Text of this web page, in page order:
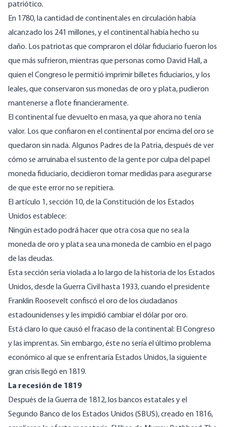
patriótico.
En 1780, la cantidad de continentales en circulación había
alcanzado los 241 millones, y el continental había hecho su
daño. Los patriotas que compraron el dólar fiduciario fueron los
que más sufrieron, mientras que personas como David Hall, a
quien el Congreso le permitió imprimir billetes fiduciarios, y los
leales, que conservaron sus monedas de oro y plata, pudieron
mantenerse a flote financieramente.
El continental fue devuelto en masa, ya que ahora no tenía
valor. Los que confiaron en el continental por encima del oro se
quedaron sin nada. Algunos Padres de la Patria, después de ver
cómo se arruinaba el sustento de la gente por culpa del papel
moneda fiduciario, decidieron tomar medidas para asegurarse
de que este error no se repitiera.
El artículo 1, sección 10, de la Constitución de los Estados
Unidos establece:
Ningún estado podrá hacer que otra cosa que no sea la
moneda de oro y plata sea una moneda de cambio en el pago
de las deudas.
Esta sección sería violada a lo largo de la historia de los Estados
Unidos, desde la Guerra Civil hasta 1933, cuando el presidente
Franklin Roosevelt confiscó el oro de los ciudadanos
estadounidenses y les impidió cambiar el dólar por oro.
Está claro lo que causó el fracaso de la continental: El Congreso
y las imprentas. Sin embargo, éste no sería el último problema
económico al que se enfrentaría Estados Unidos, la siguiente
gran crisis llegó en 1819.
La recesión de 1819
Después de la Guerra de 1812, los bancos estatales y el
Segundo Banco de los Estados Unidos (SBUS), creado en 1816,